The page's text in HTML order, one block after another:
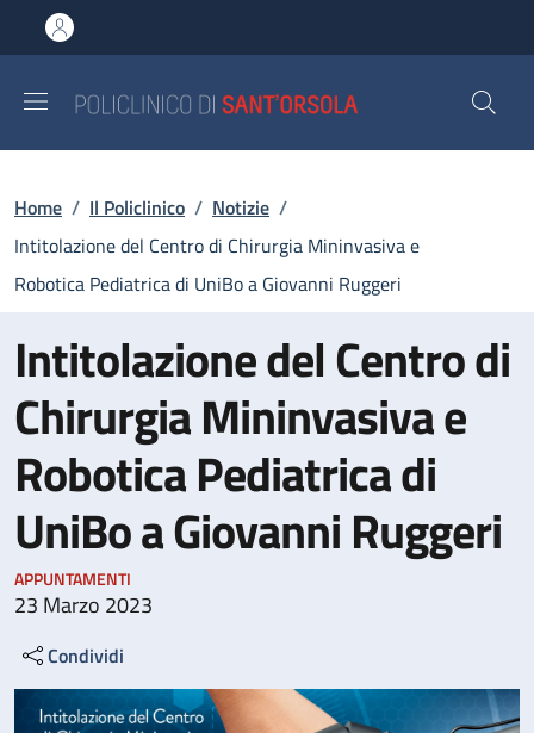
al contenuto principale
to footer content
Briciole di pane
Home / Il Policlinico / Notizie /
Intitolazione del Centro di Chirurgia Mininvasiva e
Robotica Pediatrica di UniBo a Giovanni Ruggeri
Intitolazione del Centro di
Chirurgia Mininvasiva e
Robotica Pediatrica di
UniBo a Giovanni Ruggeri
APPUNTAMENTI
23 Marzo 2023
Condividi